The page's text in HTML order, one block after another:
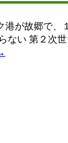
が故郷で、１
ない 第２次世